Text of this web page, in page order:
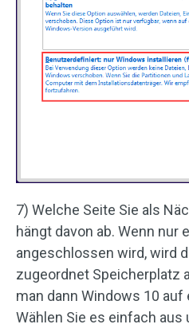
7) Welche Seite Sie als
hängt davon ab. Wenn nur
angeschlossen wird, wird
zugeordnet Speicherplatz
man dann Windows 10
Wählen Sie es einfach aus